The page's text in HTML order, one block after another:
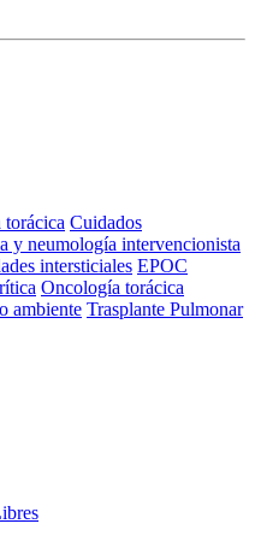
Cuidados
y neumología intervencionista
intersticiales EPOC
Oncología torácica
ambiente Trasplante Pulmonar